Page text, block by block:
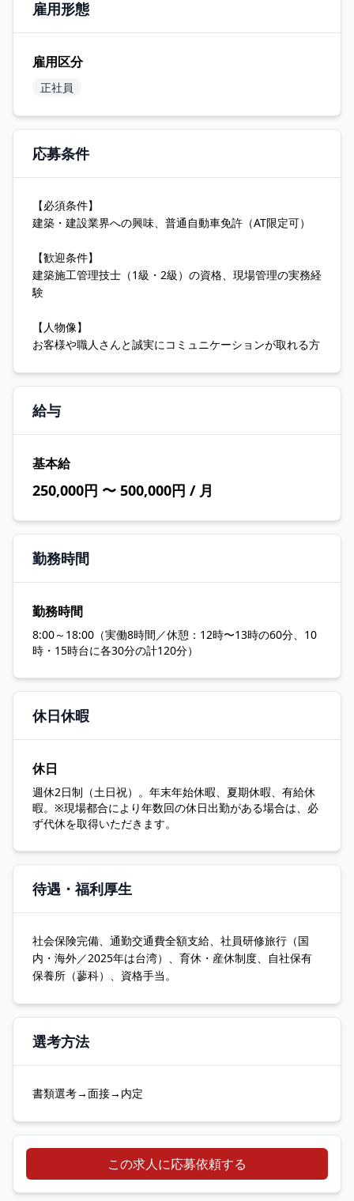
雇用形態
雇用区分
正社員
応募条件
【必須条件】
建築・建設業界への興味、普通自動車免許（AT限定可）
【歓迎条件】
建築施工管理技士（1級・2級）の資格、現場管理の実務経
験
【人物像】
お客様や職人さんと誠実にコミュニケーションが取れる方
給与
基本給
250,000円 〜 500,000円 / 月
勤務時間
勤務時間
8:00～18:00（実働8時間／休憩：12時〜13時の60分、10
時・15時台に各30分の計120分）
休日休暇
休日
週休2日制（土日祝）。年末年始休暇、夏期休暇、有給休
暇。※現場都合により年数回の休日出勤がある場合は、必
ず代休を取得いただきます。
待遇・福利厚生
社会保険完備、通勤交通費全額支給、社員研修旅行（国
内・海外／2025年は台湾）、育休・産休制度、自社保有
保養所（蓼科）、資格手当。
選考方法
書類選考→面接→内定
この求人に応募依頼する